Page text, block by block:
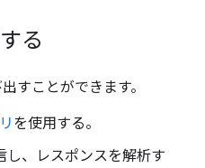
る
すことができます。
を使用する。
し、レスポンスを解析す